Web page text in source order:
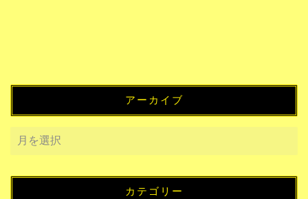
アーカイブ
カテゴリー